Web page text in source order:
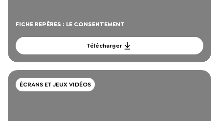
FICHE REPÈRES : LE CONSENTEMENT
Télécharger
ÉCRANS ET JEUX VIDÉOS